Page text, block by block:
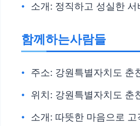
소개: 정직하고 성실한
함께하는사람들
주소: 강원특별자치도 춘
위치: 강원특별자치도 춘
소개: 따뜻한 마음으로